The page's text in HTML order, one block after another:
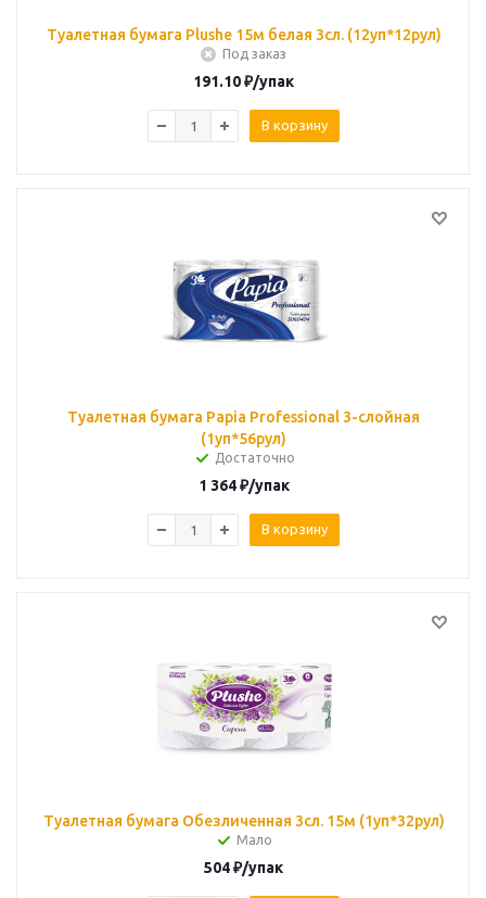
Туалетная бумага Plushe 15м белая 3сл. (12уп*12рул)
Под заказ
191.10₽/упак
В корзину
Туалетная бумага Papia Professional 3-слойная
(1уп*56рул)
Достаточно
1 364₽/упак
В корзину
Туалетная бумага Обезличенная 3сл. 15м (1уп*32рул)
Мало
504₽/упак